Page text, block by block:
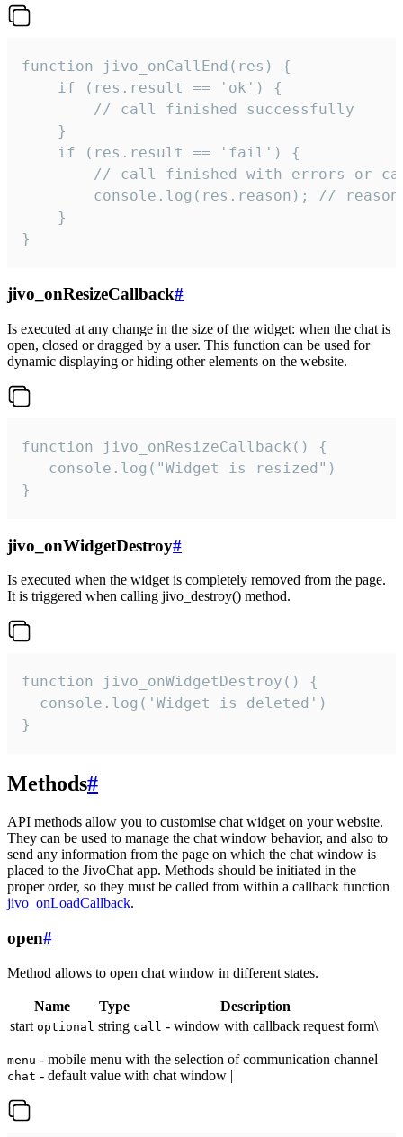
function jivo_onCallEnd(res) {
    if (res.result == 'ok') {
        // call finished successfully
    }
    if (res.result == 'fail') {
// call finished with errors or
console.log(res.reason); //
    }
}
jivo_onResizeCallback#
Is executed at any change in the size of the widget: when the chat is
open, closed or dragged by a user. This function can be used for
dynamic displaying or hiding other elements on the website.
function jivo_onResizeCallback() {
   console.log("Widget is resized")
}
jivo_onWidgetDestroy#
Is executed when the widget is completely removed from the page.
It is triggered when calling jivo_destroy() method.
function jivo_onWidgetDestroy() {
  console.log('Widget is deleted')
}
Methods#
API methods allow you to customise chat widget on your website.
They can be used to manage the chat window behavior, and also to
send any information from the page on which the chat window is
placed to the JivoChat app. Methods should be initiated in the
proper order, so they must be called from within a callback function
jivo_onLoadCallback.
open#
Method allows to open chat window in different states.
Name Type
Description
start optional string call - window with callback request form\
menu - mobile menu with the selection of communication channel
chat - default value with chat window |